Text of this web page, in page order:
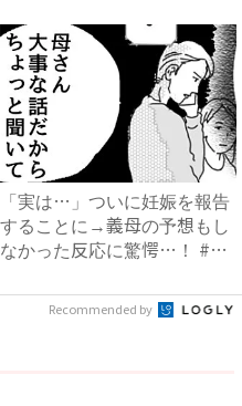
「実は…」ついに妊娠を報告
することに→義母の予想もし
なかった反応に驚愕…！ #
Recommended by